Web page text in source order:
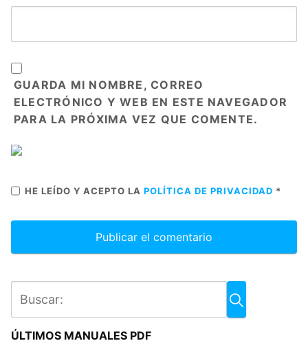
GUARDA MI NOMBRE, CORREO
ELECTRÓNICO Y WEB EN ESTE NAVEGADOR
PARA LA PRÓXIMA VEZ QUE COMENTE.
HE LEÍDO Y ACEPTO LA POLÍTICA DE PRIVACIDAD *
ÚLTIMOS MANUALES PDF